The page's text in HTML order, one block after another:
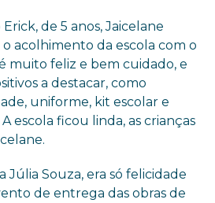
de 5 anos, Jaicelane
acolhimento da escola com o
muito feliz e bem cuidado, e
a destacar, como
uniforme, kit escolar e
escola ficou linda, as crianças
Júlia Souza, era só felicidade
de entrega das obras de